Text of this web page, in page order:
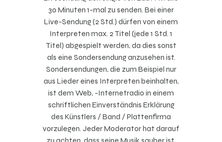
30 Minuten 1-mal zu senden. Bei einer
Live-Sendung (2 Std.) dürfen von einem
Interpreten max. 2 Titel (jede 1 Std. 1
Titel) abgespielt werden, da dies sonst
als eine Sondersendung anzusehen ist.
Sondersendungen, die zum Beispiel nur
aus Lieder eines Interpreten beinhalten,
ist dem Web, -Internetradio in einem
schriftlichen Einverständnis Erklärung
des Künstlers / Band / Plattenfirma
vorzulegen. Jeder Moderator hat darauf